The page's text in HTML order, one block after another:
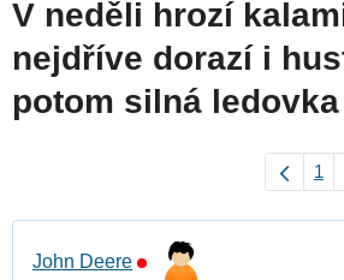
V neděli hrozí
nejdříve dorazí i
potom silná ledovka
1
John Deere